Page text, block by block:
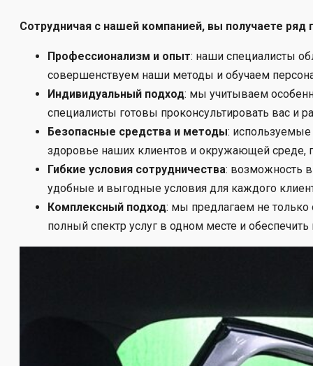
Сотрудничая с нашей компанией, вы получаете ряд
Профессионализм и опыт: наши специалисты
совершенствуем наши методы и обучаем
Индивидуальный подход: мы учитываем
специалисты готовы проконсультировать вас и
Безопасные средства и методы:
здоровье наших клиентов и окружающей среде,
Гибкие условия сотрудничества: возможность
удобные и выгодные условия для каждого
Комплексный подход: мы предлагаем не только
полный спектр услуг в одном месте и